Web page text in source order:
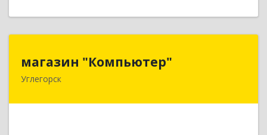
магазин "Компьютер"
Углегорск694920, Сахалинская обл, Углегорский р-н,